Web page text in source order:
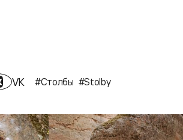
VK #Столбы #Stolby